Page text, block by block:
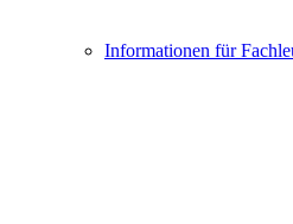
Informationen für